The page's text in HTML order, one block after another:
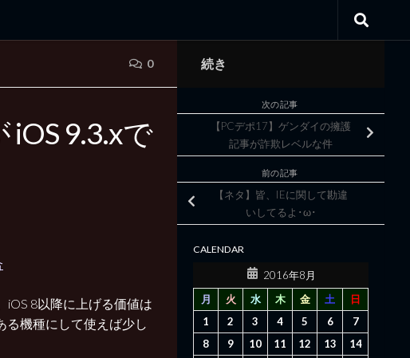
0
9.3.xで
iOS 8以降に上げる価値は
る機種にして使えば少し
続き
次の記事
【PCデポ17】ゲンダイの擁護
記事が詐欺レベルな件
前の記事
【ネタ】皆、IEに関して勘違
いしてるよ･ω･
CALENDAR
2016年8月
月
火 水 木 金 土
日
1
2 3 4 5 6
7
8
9 10 11 12 13
14